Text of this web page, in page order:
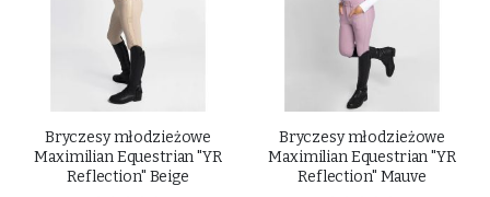
Bryczesy młodzieżowe
Maximilian Equestrian "YR
Reflection" Beige
Bryczesy młodzieżowe
Maximilian Equestrian "YR
Reflection" Mauve